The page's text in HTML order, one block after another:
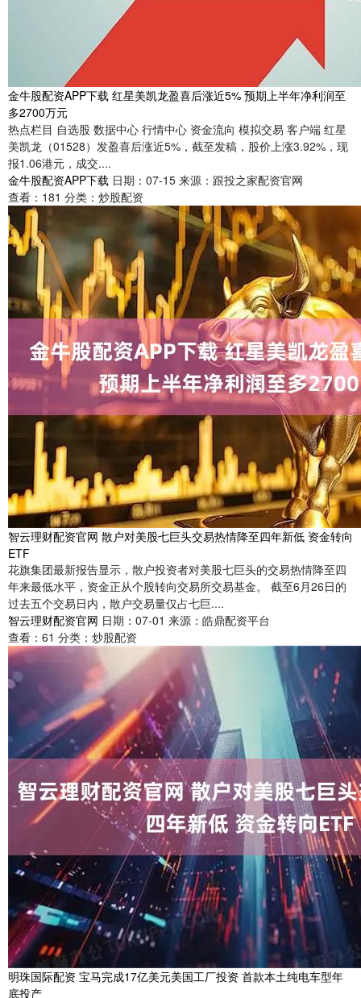
金牛股配资APP下载 红星美凯龙盈喜后涨近5% 预期上半年净利润至
多2700万元
热点栏目 自选股 数据中心 行情中心 资金流向 模拟交易 客户端 红星
美凯龙（01528）发盈喜后涨近5%，截至发稿，股价上涨3.92%，现
报1.06港元，成交....
金牛股配资APP下载 日期：07-15 来源：跟投之家配资官网
查看： 181 分类： 炒股配资
智云理财配资官网 散户对美股七巨头交易热情降至四年新低 资金转向
ETF
花旗集团最新报告显示，散户投资者对美股七巨头的交易热情降至四
年来最低水平，资金正从个股转向交易所交易基金。 截至6月26日的
过去五个交易日内，散户交易量仅占七巨....
智云理财配资官网 日期：07-01 来源：皓鼎配资平台
查看： 61 分类： 炒股配资
明珠国际配资 宝马完成17亿美元美国工厂投资 首款本土纯电车型年
底投产